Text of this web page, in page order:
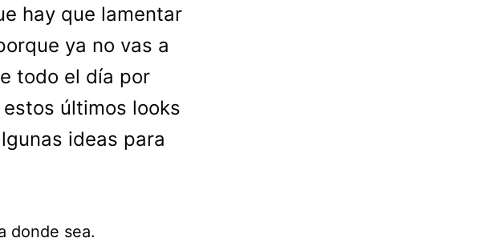
hay que lamentar
ya no vas a
todo el día por
últimos looks
ideas para
donde sea.